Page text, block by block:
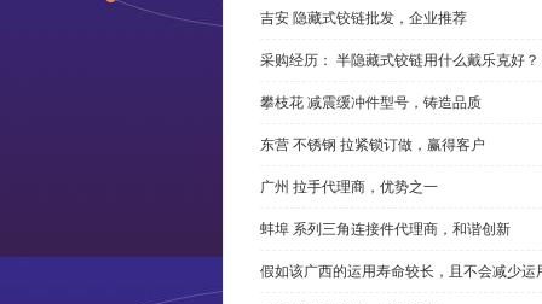
吉安 隐藏式铰链批发，企业推荐
采购经历： 半隐藏式铰链用什么戴乐克好？
攀枝花 减震缓冲件型号，铸造品质
东营 不锈钢 拉紧锁订做，赢得客户
广州 拉手代理商，优势之一
蚌埠 系列三角连接件代理商，和谐创新
假如该广西的运用寿命较长，且不会减少